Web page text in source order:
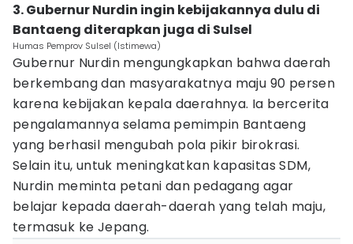
3. Gubernur Nurdin ingin kebijakannya dulu di
Bantaeng diterapkan juga di Sulsel
Humas Pemprov Sulsel (Istimewa)
Gubernur Nurdin mengungkapkan bahwa daerah
berkembang dan masyarakatnya maju 90 persen
karena kebijakan kepala daerahnya. Ia bercerita
pengalamannya selama pemimpin Bantaeng
yang berhasil mengubah pola pikir birokrasi.
Selain itu, untuk meningkatkan kapasitas SDM,
Nurdin meminta petani dan pedagang agar
belajar kepada daerah-daerah yang telah maju,
termasuk ke Jepang.